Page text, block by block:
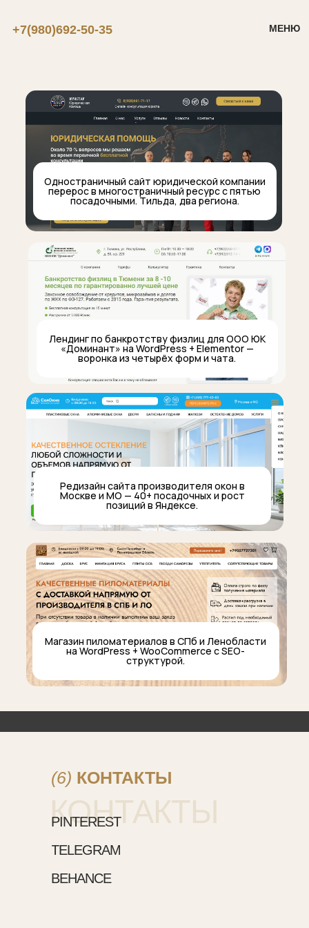
+7(980)692-50-35 МЕНЮ
Магазин пиломатериалов в СПб и Ленобласти
на WordPress + WooCommerce с SEO-
структурой.
Редизайн сайта производителя окон в
Москве и МО — 40+ посадочных и рост
позиций в Яндексе.
Лендинг по банкротству физлиц для ООО ЮК
«Доминант» на WordPress + Elementor —
воронка из четырёх форм и чата.
Одностраничный сайт юридической компании
перерос в многостраничный ресурс с пятью
посадочными. Тильда, два региона.
КОНТАКТЫ
(6) КОНТАКТЫ
PINTEREST
TELEGRAM
BEHANCE
Проекты граф-диз